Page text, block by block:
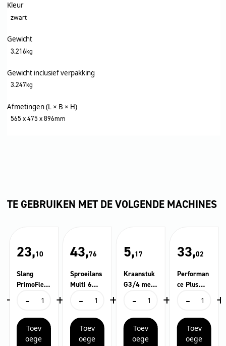
Kleur
zwart
Gewicht
3.216kg
Gewicht inclusief verpakking
3.247kg
Afmetingen (L × B × H)
565 x 475 x 896mm
TE GEBRUIKEN MET DE VOLGENDE MACHINES
23,10
Slang
PrimoFlex
-
Slang
1/2"
20
m
+
Toev
oege
43,76
Sproeilans
Multi 6
PREMIUM
-
Sproeilans
6
Tel.
PREMIUM
+
Toev
oege
5,17
Kraanstuk
G3/4 met
reduceerst
uk
-
Kraanstuk
met
G1/2
reduceerstuk
+
Toev
oege
33,02
Performan
ce Plus
-
Performance
slang
1/2
"-
+
Toev
oege
+